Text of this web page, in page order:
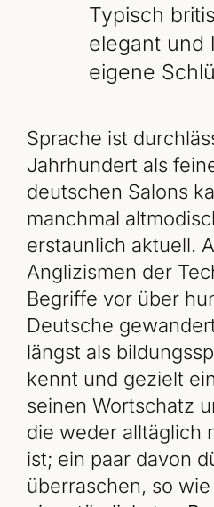
Typisch
elegant und
eigene
Sprache ist
Jahrhundert als
deutschen Salons
manchmal
erstaunlich aktuell.
Anglizismen der
Begriffe vor über
Deutsche
längst als
kennt und gezielt
seinen Wortschatz
die weder alltäglich
ist; ein paar davon
überraschen, so